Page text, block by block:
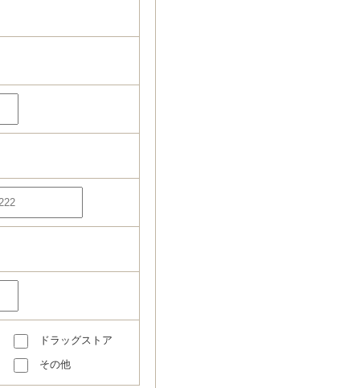
ドラッグストア
その他